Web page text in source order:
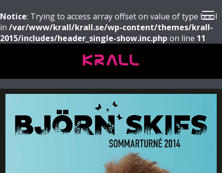
Notice: Trying to access array offset on value of type bool
in /var/www/krall/krall.se/wp-content/themes/krall-
2015/includes/header_single-show.inc.php on line 11